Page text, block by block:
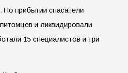
По прибытии спасатели
и ликвидировали
15 специалистов и три